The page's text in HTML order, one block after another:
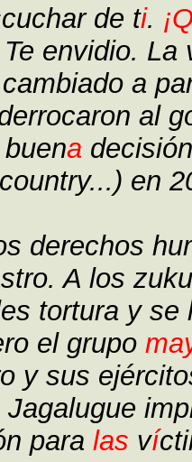
de ti. ¡
envidio. La
a
al
buena
en
derechos
A los
tortura y
el grupo
y sus
para las ví